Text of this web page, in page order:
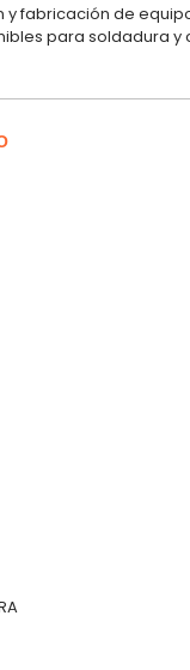
y fabricación de
para soldadura y